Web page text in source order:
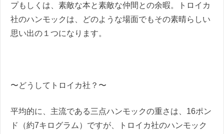
プもしくは、素敵な本と素敵な仲間との余暇。トロイカ
社のハンモックは、どのような場面でもその素晴らしい
思い出の１つになります。
〜どうしてトロイカ社？〜
平均的に、主流である三点ハンモックの重さは、 16ポン
ド（約7キログラム）ですが、トロイカ社のハンモック